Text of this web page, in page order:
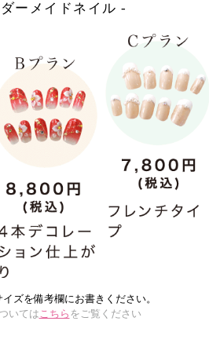
ーメイドネイル -
ズを備考欄にお書きください。
いてはこちら をご覧ください